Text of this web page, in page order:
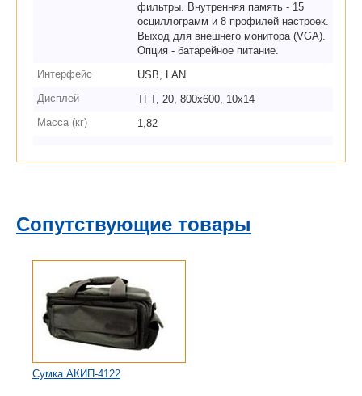
фильтры. Внутренняя память - 15
осциллограмм и 8 профилей настроек.
Выход для внешнего монитора (VGA).
Опция - батарейное питание.
Интерфейс
USB, LAN
Дисплей
TFT, 20, 800х600, 10x14
Масса (кг)
1,82
Сопутствующие товары
Сумка АКИП-4122